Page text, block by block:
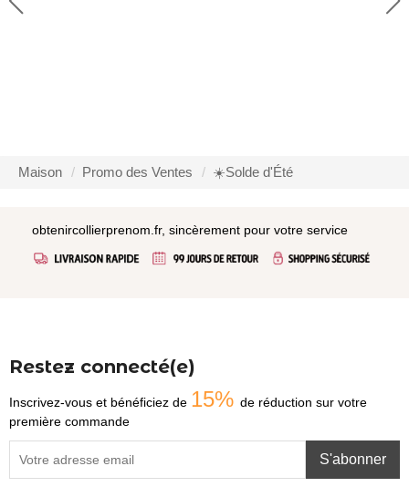
Maison Promo des Ventes ☀️Solde d'Été
obtenircollierprenom.fr, sincèrement pour votre service
Restez connecté(e)
Inscrivez-vous et bénéficiez de 15% de réduction sur votre
première commande
S'abonner